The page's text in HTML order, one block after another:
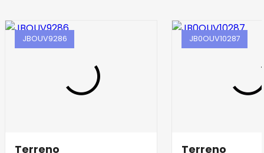
JBOUV9286
Terreno
JB0OUV10287
Terreno